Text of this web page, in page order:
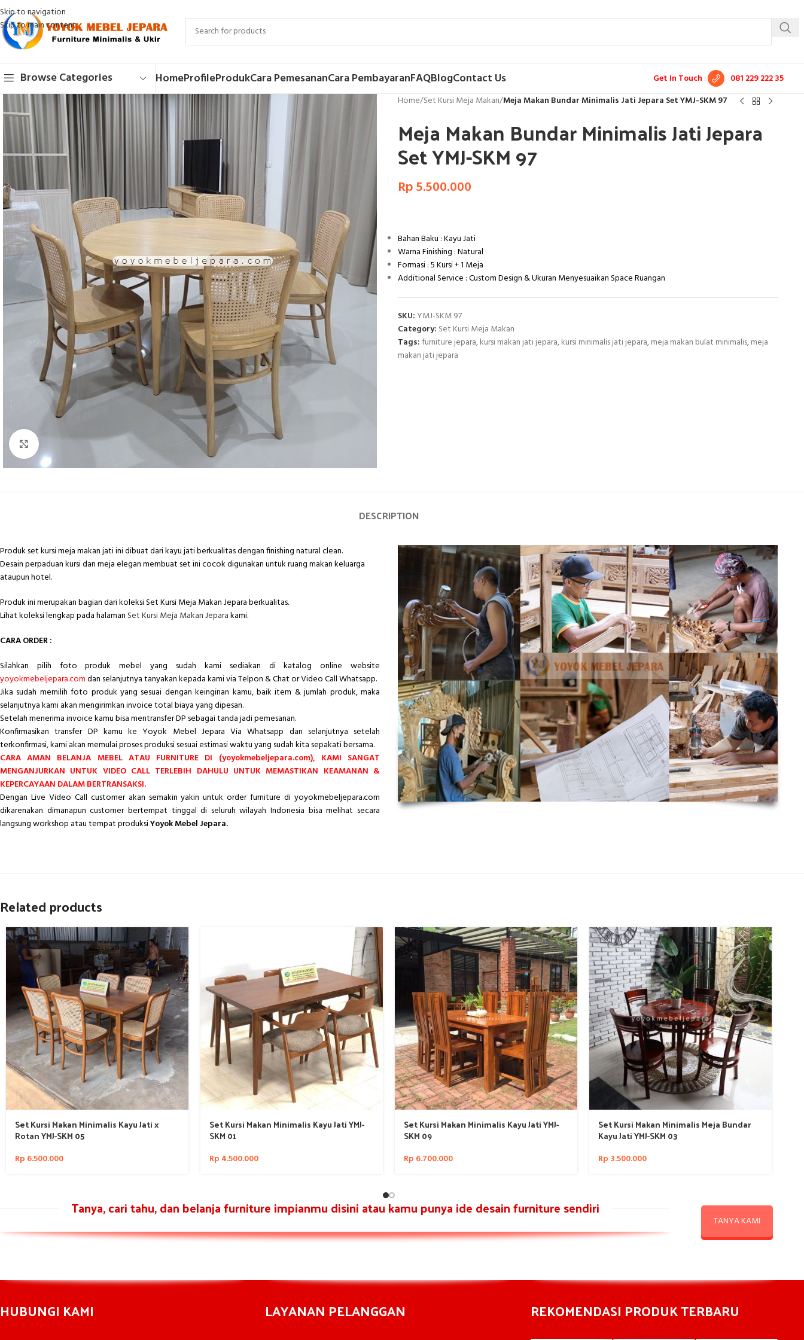
Skip to navigation
Skip to main content
Browse Categories HomeProfileProdukCara PemesananCara PembayaranFAQBlogContact Us Get In Touch : 081 229 222 35
Click to enlarge
Home/Set Kursi Meja Makan/Meja Makan Bundar Minimalis Jati Jepara Set YMJ-SKM 97
Meja Makan Bundar Minimalis Jati Jepara
Set YMJ-SKM 97
Rp5.500.000
Bahan Baku : Kayu Jati
Warna Finishing : Natural
Formasi : 5 Kursi + 1 Meja
Additional Service : Custom Design & Ukuran Menyesuaikan Space Ruangan
SKU: YMJ-SKM 97
Category: Set Kursi Meja Makan
Tags:furniture jepara,kursi makan jati jepara,kursi minimalis jati jepara,meja makan bulat minimalis,meja
makan jati jepara
DESCRIPTION
Produk set kursi meja makan jati ini dibuat dari kayu jati berkualitas dengan finishing natural clean.
Desain perpaduan kursi dan meja elegan membuat set ini cocok digunakan untuk ruang makan keluarga
ataupun hotel.
Produk ini merupakan bagian dari koleksi Set Kursi Meja Makan Jepara berkualitas.
Lihat koleksi lengkap pada halaman Set Kursi Meja Makan Jeparakami.
CARA ORDER :
Silahkan pilih foto produk mebel yang sudah kami sediakan di katalog online website
yoyokmebeljepara.comdan selanjutnya tanyakan kepada kami via Telpon & Chat or Video Call Whatsapp.
Jika sudah memilih foto produk yang sesuai dengan keinginan kamu, baik item & jumlah produk, maka
selanjutnya kami akan mengirimkan invoice total biaya yang dipesan.
Setelah menerima invoice kamu bisa mentransfer DP sebagai tanda jadi pemesanan.
Konfirmasikan transfer DP kamu ke Yoyok Mebel Jepara Via Whatsapp dan selanjutnya setelah
terkonfirmasi, kami akan memulai proses produksi sesuai estimasi waktu yang sudah kita sepakati bersama.
CARA AMAN BELANJA MEBEL ATAU FURNITURE DI (yoyokmebeljepara.com), KAMI SANGAT
MENGANJURKAN UNTUK VIDEO CALL TERLEBIH DAHULU UNTUK MEMASTIKAN KEAMANAN &
KEPERCAYAAN DALAM BERTRANSAKSI.
Dengan Live Video Call customer akan semakin yakin untuk order furniture di yoyokmebeljepara.com
dikarenakan dimanapun customer bertempat tinggal di seluruh wilayah Indonesia bisa melihat secara
langsung workshop atau tempat produksiYoyok Mebel Jepara.
Related products
Set Kursi Makan Minimalis Kayu Jati x
Rotan YMJ-SKM 05
Rp 6.500.000
Set Kursi Makan Minimalis Kayu Jati YMJ-
SKM 01
Rp 4.500.000
Set Kursi Makan Minimalis Kayu Jati YMJ-
SKM 09
Rp 6.700.000
Set Kursi Makan Minimalis Meja Bundar
Kayu Jati YMJ-SKM 03
Rp 3.500.000
Tanya, cari tahu, dan belanja furniture impianmu disini atau kamu punya ide desain furniture sendiri
TANYA KAMI
HUBUNGI KAMI LAYANAN PELANGGAN REKOMENDASI PRODUK TERBARU